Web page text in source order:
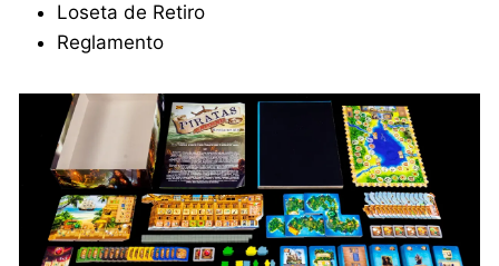
Loseta de Retiro
Reglamento